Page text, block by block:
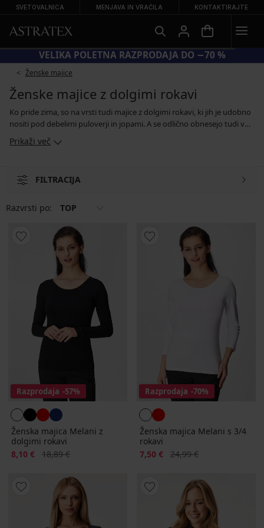
SVETOVALNICA MENJAVA IN VRAČILA KONTAKTIRAJTE
KODA BRA20 = MODRČKI −20 %
Ženske majice
Ženske majice z dolgimi rokavi
Ko pride zima, so na vrsti tudi majice z dolgimi rokavi, ki jih je udobno
nositi pod debelimi puloverji in jopami. A se odlično obnesejo tudi v
kombinaciji s kavbojkami, formalnimi hlačami in krili. V naši ponudbi
boste našli gladke enobarvne, bombažne majice z dolgimi rokavi,
materialov.
Prikaži več
FILTRACIJA
Razvrsti po: TOP
Razprodaja -57%
Ženska majica Melani z
dolgimi rokavi
Popust
8,10 € Prvotna cena
18,89 €
Razprodaja -70%
Ženska majica Melani s 3/4
rokavi
Popust
7,50 € Prvotna cena
24,99 €